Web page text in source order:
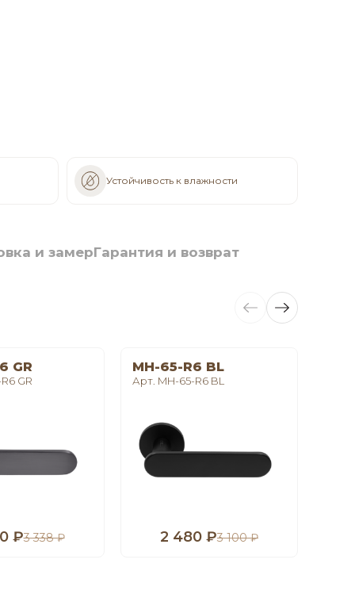
Устойчивость к влажности
и замерГарантия и возврат
GR
GR
₽3 338 ₽
MH-65-R6 BL
Арт. MH-65-R6 BL
2 480 ₽3 100 ₽